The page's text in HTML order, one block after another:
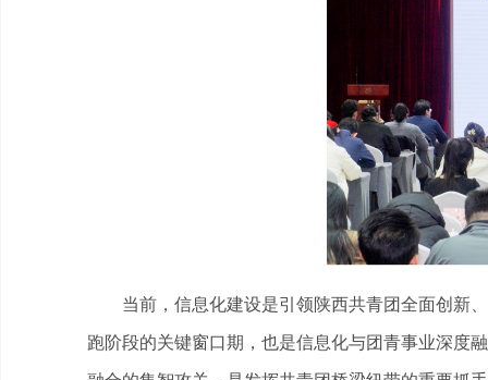
当前，信息化建设是引领陕西共青团全面创新
跑阶段的关键窗口期，也是信息化与团青事业深度